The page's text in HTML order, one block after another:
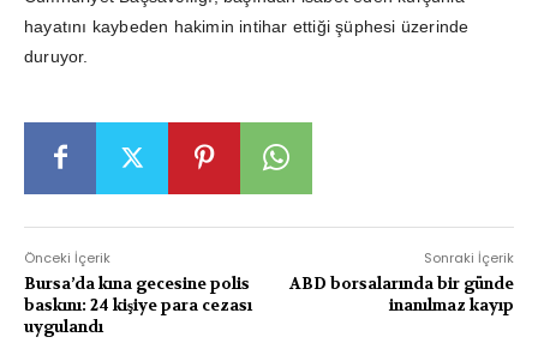
hayatını kaybeden hakimin intihar ettiği şüphesi üzerinde
duruyor.
Önceki İçerik
Bursa’da kına gecesine polis
baskını: 24 kişiye para cezası
uygulandı
Sonraki İçerik
ABD borsalarında bir günde
inanılmaz kayıp